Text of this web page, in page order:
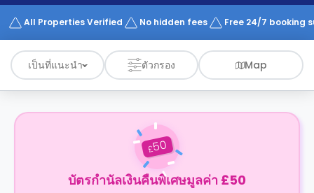
All Properties Verified No hidden fees Free 24/7 booking
เป็นที่แนะนำ ตัวกรอง Map
£50
บัตรกำนัลเงินคืนพิเศษมูลค่า £50